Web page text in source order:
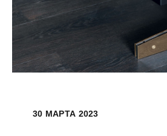
30 МАРТА 2023